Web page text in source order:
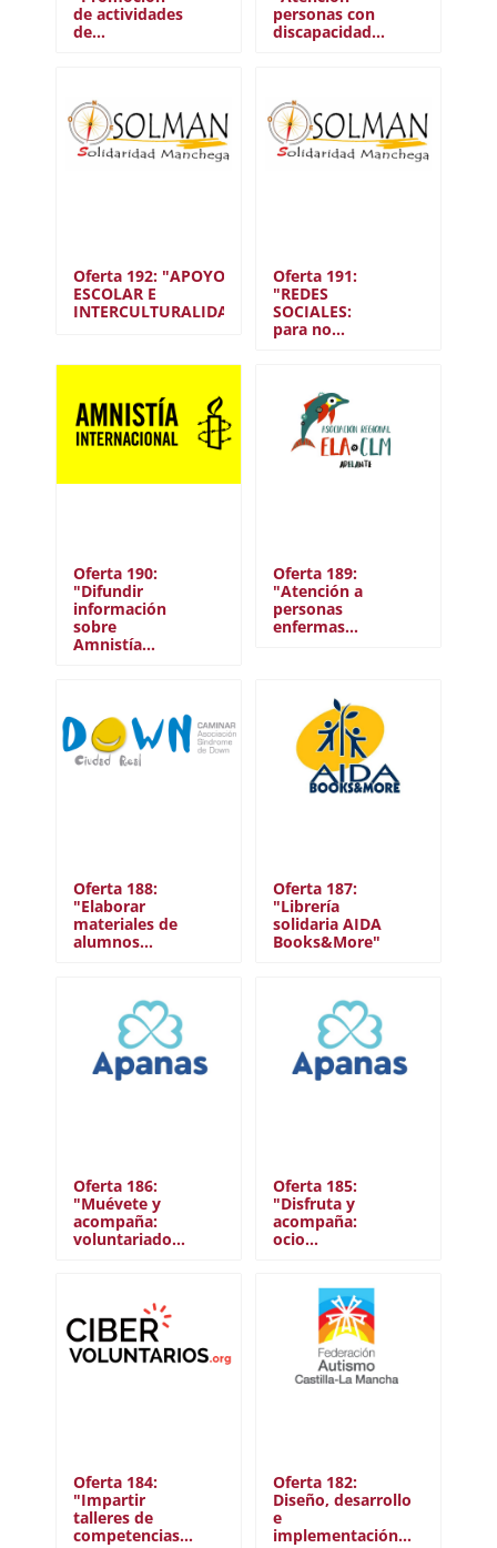
de actividades
de…
personas con
discapacidad…
Oferta 192: "APOYO
ESCOLAR E
INTERCULTURALIDAD"
Oferta 191:
"REDES
SOCIALES:
para no…
Oferta 190:
"Difundir
información
sobre
Amnistía…
Oferta 189:
"Atención a
personas
enfermas…
Oferta 188:
"Elaborar
materiales de
alumnos…
Oferta 187:
"Librería
solidaria AIDA
Books&More"
Oferta 186:
"Muévete y
acompaña:
voluntariado…
Oferta 185:
"Disfruta y
acompaña:
ocio…
Oferta 184:
"Impartir
talleres de
competencias…
Oferta 182:
Diseño, desarrollo
e
implementación…